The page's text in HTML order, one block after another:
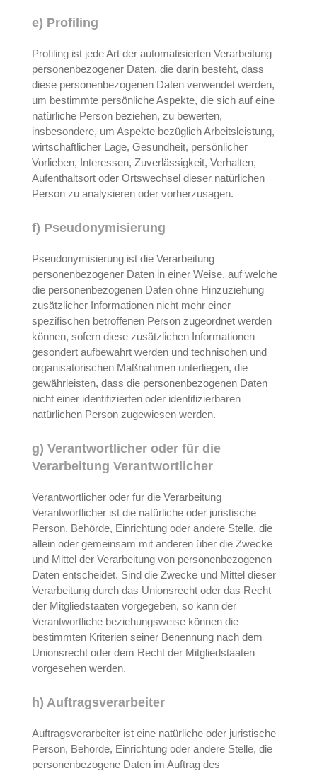
e) Profiling
Profiling ist jede Art der automatisierten Verarbeitung
personenbezogener Daten, die darin besteht, dass
diese personenbezogenen Daten verwendet werden,
um bestimmte persönliche Aspekte, die sich auf eine
natürliche Person beziehen, zu bewerten,
insbesondere, um Aspekte bezüglich Arbeitsleistung,
wirtschaftlicher Lage, Gesundheit, persönlicher
Vorlieben, Interessen, Zuverlässigkeit, Verhalten,
Aufenthaltsort oder Ortswechsel dieser natürlichen
Person zu analysieren oder vorherzusagen.
f) Pseudonymisierung
Pseudonymisierung ist die Verarbeitung
personenbezogener Daten in einer Weise, auf welche
die personenbezogenen Daten ohne Hinzuziehung
zusätzlicher Informationen nicht mehr einer
spezifischen betroffenen Person zugeordnet werden
können, sofern diese zusätzlichen Informationen
gesondert aufbewahrt werden und technischen und
organisatorischen Maßnahmen unterliegen, die
gewährleisten, dass die personenbezogenen Daten
nicht einer identifizierten oder identifizierbaren
natürlichen Person zugewiesen werden.
g) Verantwortlicher oder für die
Verarbeitung Verantwortlicher
Verantwortlicher oder für die Verarbeitung
Verantwortlicher ist die natürliche oder juristische
Person, Behörde, Einrichtung oder andere Stelle, die
allein oder gemeinsam mit anderen über die Zwecke
und Mittel der Verarbeitung von personenbezogenen
Daten entscheidet. Sind die Zwecke und Mittel dieser
Verarbeitung durch das Unionsrecht oder das Recht
der Mitgliedstaaten vorgegeben, so kann der
Verantwortliche beziehungsweise können die
bestimmten Kriterien seiner Benennung nach dem
Unionsrecht oder dem Recht der Mitgliedstaaten
vorgesehen werden.
h) Auftragsverarbeiter
Auftragsverarbeiter ist eine natürliche oder juristische
Person, Behörde, Einrichtung oder andere Stelle, die
personenbezogene Daten im Auftrag des